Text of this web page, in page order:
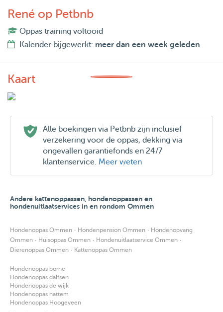
René op Petbnb
Oppas training voltooid
Kalender bijgewerkt: meer dan een week geleden
Kaart
Alle boekingen via Petbnb zijn inclusief
verzekering voor de oppas, dekking via
ongevallen garantiefonds en 24/7
klantenservice. Meer weten
Andere kattenoppassen, hondenoppassen en
hondenuitlaatservices in en rondom Ommen
Hondenoppas Ommen · Hondenpension Ommen · Hondenopvang
Ommen · Huisoppas Ommen · Hondenuitlaatservice Ommen ·
Dierenoppas Ommen · Kattenoppas Ommen
Hondenoppas borne
Hondenoppas dalfsen
Hondenoppas de wijk
Hondenoppas hattem
Hondenoppas Hoogeveen